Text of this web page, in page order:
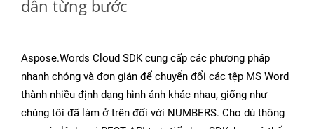
dẫn từng bước
Aspose.Words Cloud SDK cung cấp các phương pháp
nhanh chóng và đơn giản để chuyển đổi các tệp MS Word
thành nhiều định dạng hình ảnh khác nhau, giống như
chúng tôi đã làm ở trên đối với NUMBERS. Cho dù thông